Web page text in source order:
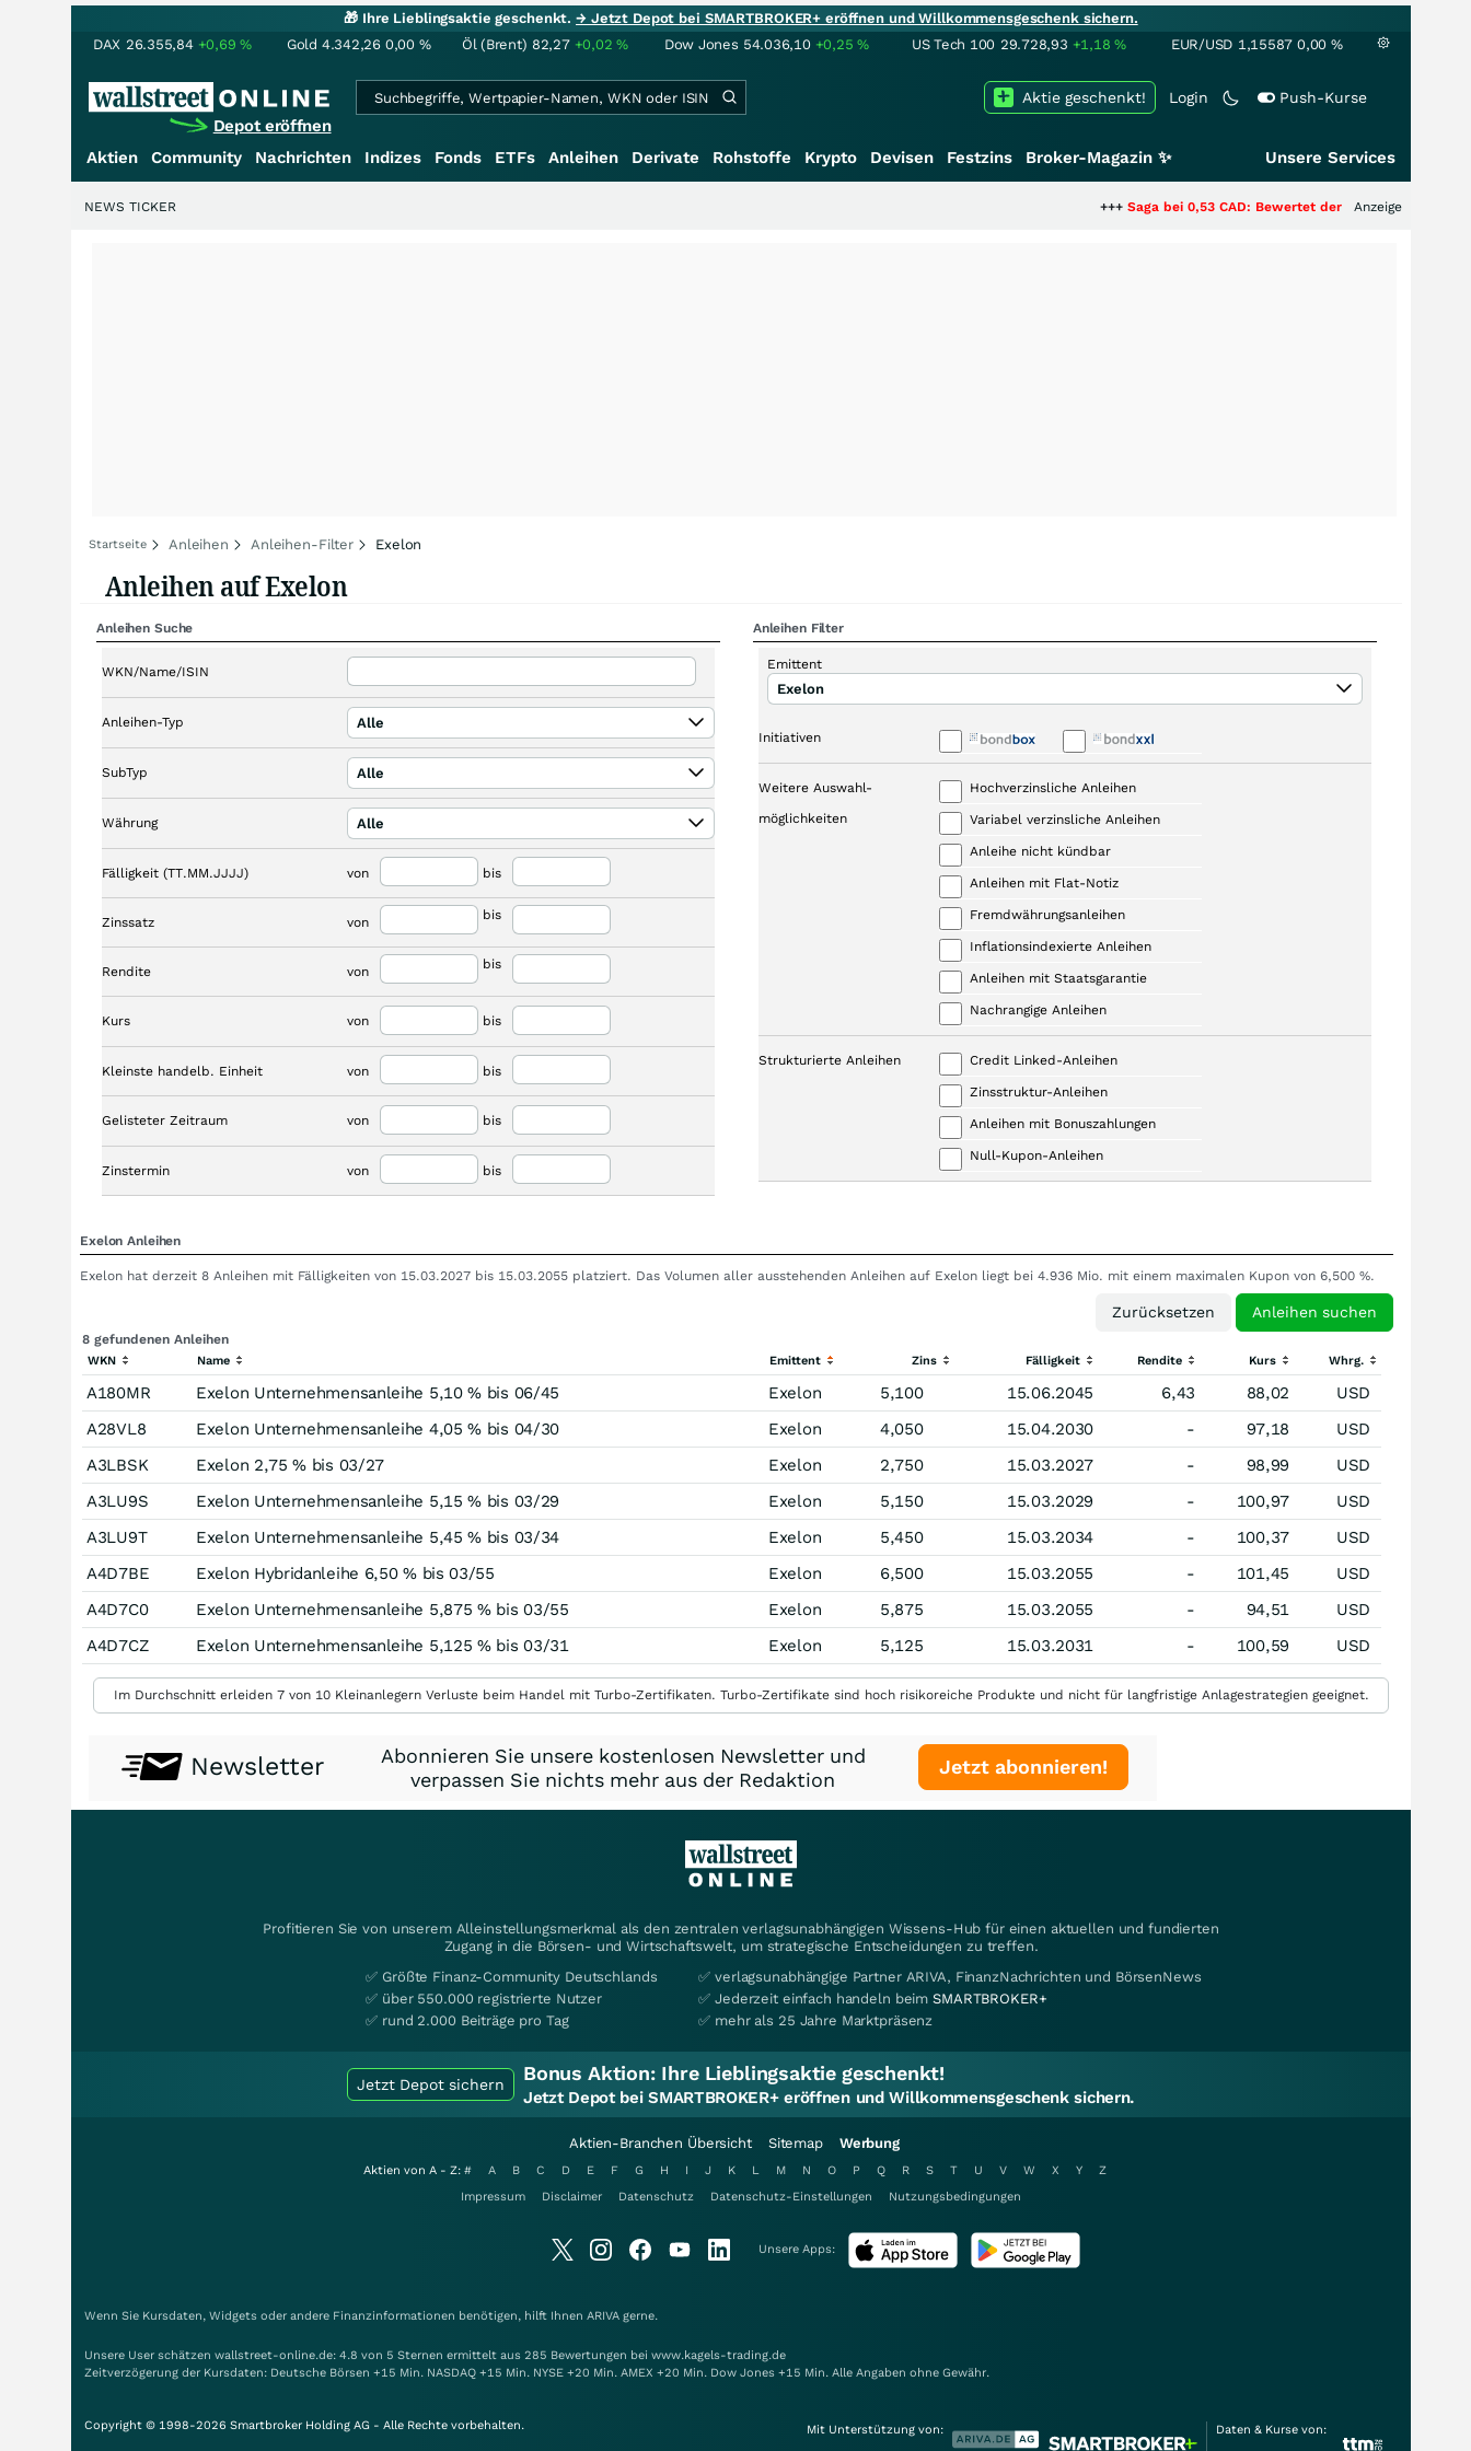
🎁 Ihre Lieblingsaktie geschenkt.→ Jetzt Depot bei SMARTBROKER+ eröffnen und Willkommensgeschenk sichern.
DAX 26.355,84 +0,69% Gold 4.342,26 0,00 % Öl (Brent) 82,27 +0,02% Dow Jones 54.036,10 +0,25% US Tech 100 29.728,93 +1,18% EUR/USD 1,15587 0,00 %
Depot eröffnen
Login Push-Kurse
Aktie geschenkt!
Aktien Community Nachrichten Indizes Fonds ETFs Anleihen Derivate Rohstoffe Krypto Devisen Festzins Broker-Magazin ✨ Unsere Services
Saga bei 0,53 CAD: Bewertet der Markt noch immer nur
Anzeige
NEWS TICKER
Startseite Anleihen Anleihen-Filter Exelon
Anleihen auf Exelon
Anleihen Suche
WKN/Name/ISIN
Anleihen-Typ Alle
SubTyp Alle
Währung Alle
Fälligkeit (TT.MM.JJJJ) von bis
Zinssatz von bis
Rendite von bis
Kurs von bis
Kleinste handelb. Einheit von bis
Gelisteter Zeitraum von bis
Zinstermin von bis
Anleihen Filter
Emittent
Exelon
Initiativen
Weitere Auswahl-
möglichkeiten
Hochverzinsliche Anleihen
Variabel verzinsliche Anleihen
Anleihe nicht kündbar
Anleihen mit Flat-Notiz
Fremdwährungsanleihen
Inflationsindexierte Anleihen
Anleihen mit Staatsgarantie
Nachrangige Anleihen
Strukturierte Anleihen Credit Linked-Anleihen
Zinsstruktur-Anleihen
Anleihen mit Bonuszahlungen
Null-Kupon-Anleihen
Exelon Anleihen
Exelon hat derzeit 8 Anleihen mit Fälligkeiten von 15.03.2027 bis 15.03.2055 platziert. Das Volumen aller ausstehenden Anleihen auf Exelon liegt bei 4.936 Mio. mit einem maximalen Kupon von 6,500 %.
8 gefundenen Anleihen
WKN Name Emittent Zins Fälligkeit Rendite Kurs Whrg.
A180MR Exelon Unternehmensanleihe 5,10 % bis 06/45 Exelon 5,100 15.06.2045 6,43 88,02
USD
A28VL8
Exelon Unternehmensanleihe 4,05 % bis 04/30 Exelon 4,050 15.04.2030 - 97,18
USD
A3LBSK
Exelon 2,75 % bis 03/27 Exelon 2,750 15.03.2027 - 98,99
USD
A3LU9S
Exelon Unternehmensanleihe 5,15 % bis 03/29 Exelon 5,150 15.03.2029 - 100,97
USD
A3LU9T
Exelon Unternehmensanleihe 5,45 % bis 03/34 Exelon 5,450 15.03.2034 - 100,37
USD
A4D7BE
Exelon Hybridanleihe 6,50 % bis 03/55 Exelon 6,500 15.03.2055 - 101,45
USD
A4D7C0
Exelon Unternehmensanleihe 5,875 % bis 03/55 Exelon 5,875 15.03.2055 - 94,51
USD
A4D7CZ
Exelon Unternehmensanleihe 5,125 % bis 03/31 Exelon 5,125 15.03.2031 - 100,59 USD
Im Durchschnitt erleiden 7 von 10 Kleinanlegern Verluste beim Handel mit Turbo-Zertifikaten. Turbo-Zertifikate sind hoch risikoreiche Produkte und nicht für langfristige Anlagestrategien geeignet.
Newsletter
Abonnieren Sie unsere kostenlosen Newsletter und
verpassen Sie nichts mehr aus der Redaktion
Jetzt abonnieren!
Profitieren Sie von unserem Alleinstellungsmerkmal als den zentralen verlagsunabhängigen Wissens-Hub für einen aktuellen und fundierten
Zugang in die Börsen- und Wirtschaftswelt, um strategische Entscheidungen zu treffen.
✅ Größte Finanz-Community Deutschlands
✅ über 550.000 registrierte Nutzer
✅ rund 2.000 Beiträge pro Tag
✅ verlagsunabhängige Partner ARIVA, FinanzNachrichten und BörsenNews
✅ Jederzeit einfach handeln beimSMARTBROKER+
✅ mehr als 25 Jahre Marktpräsenz
Jetzt Depot sichern Bonus Aktion: Ihre Lieblingsaktie geschenkt!
Jetzt Depot bei SMARTBROKER+ eröffnen und Willkommensgeschenk sichern.
Aktien-Branchen Übersicht Sitemap Werbung
Aktien von A - Z: # A B C D E F G H I J K L M N O P Q R S T U V W X Y
Z
Impressum
Disclaimer Datenschutz Datenschutz-Einstellungen Nutzungsbedingungen
Unsere Apps:
Wenn Sie Kursdaten, Widgets oder andere Finanzinformationen benötigen, hilft Ihnen ARIVA gerne.
Unsere User schätzen wallstreet-online.de: 4.8 von 5 Sternen ermittelt aus 285 Bewertungen bei www.kagels-trading.de
Zeitverzögerung der Kursdaten: Deutsche Börsen +15 Min. NASDAQ +15 Min. NYSE +20 Min. AMEX +20 Min. Dow Jones +15 Min. Alle Angaben ohne Gewähr.
Copyright © 1998-2026 Smartbroker Holding AG - Alle Rechte vorbehalten. Mit Unterstützung von: Daten & Kurse von: